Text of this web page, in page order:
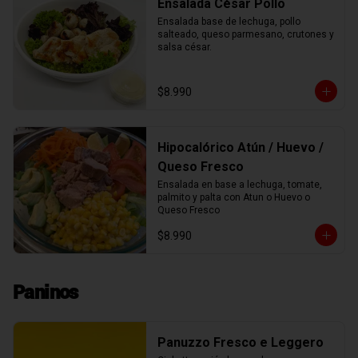
Ensalada César Pollo
Ensalada base de lechuga, pollo
salteado, queso parmesano, crutones y
salsa césar.
$8.990
Hipocalórico Atún / Huevo /
Queso Fresco
Ensalada en base a lechuga, tomate,
palmito y palta con Atun o Huevo o
Queso Fresco
$8.990
Paninos
Panuzzo Fresco e Leggero